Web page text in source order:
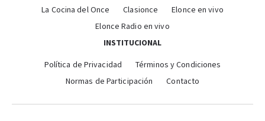
La Cocina del Once
Clasionce
Elonce en vivo
Elonce Radio en vivo
INSTITUCIONAL
Política de Privacidad
Términos y Condiciones
Normas de Participación
Contacto